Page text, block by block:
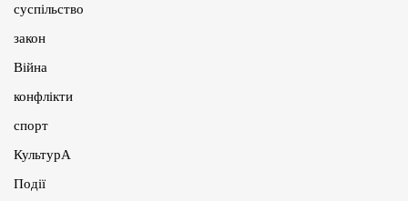
суспільство
закон
Війна
конфлікти
спорт
КультурА
Події